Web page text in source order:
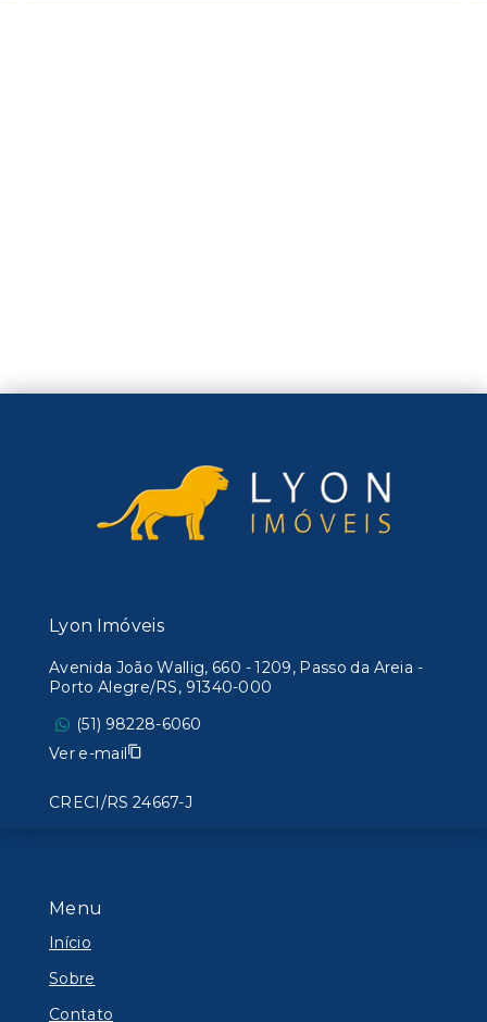
Menu
Início
Sobre
Contato
Lyon Imóveis
Avenida João Wallig, 660 - 1209, Passo da Areia -
Porto Alegre/RS, 91340-000
(51) 98228-6060
Ver e-mail
CRECI/RS 24667-J